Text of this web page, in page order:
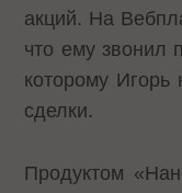
акций. На
что ему звонил
которому
сделки.
Продуктом